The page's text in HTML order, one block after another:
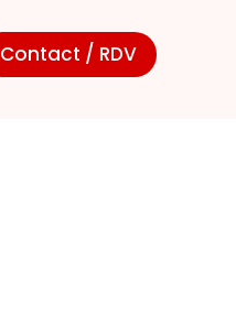
Contact / RDV